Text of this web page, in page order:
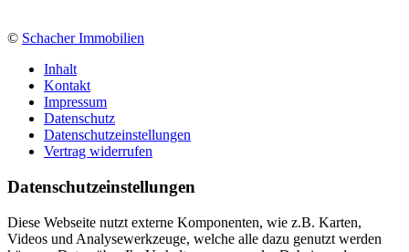
© Schacher Immobilien
Inhalt
Kontakt
Impressum
Datenschutz
Datenschutzeinstellungen
Vertrag widerrufen
Daten­schutz­ein­stellungen
Diese Webseite nutzt externe Komponenten, wie z.B. Karten,
Videos und Analysewerkzeuge, welche alle dazu genutzt werden